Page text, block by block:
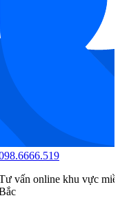
Rửa Mặt TOTO
chính hãng. Ngoài
lắp đặt các loại
thiết
cực kỳ phải chăng
bạn đang phân vân
hệ Kim Quốc Tiến
vấn online khu vực